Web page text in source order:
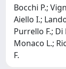
Bocchi P.;
Aiello I.;
Purrello F.; Di
Monaco L.;
F.